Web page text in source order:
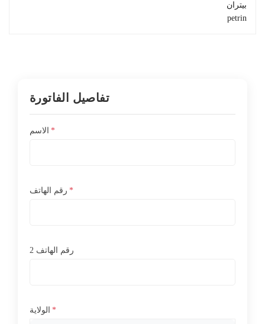
بيتران
petrin
تفاصيل الفاتورة
الاسم *
رقم الهاتف *
رقم الهاتف 2
الولاية *